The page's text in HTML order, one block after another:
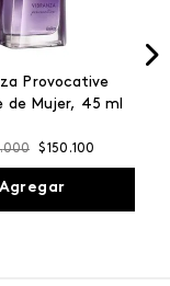
Provocative
de Mujer, 45 ml
.000 $150 .100
Agregar